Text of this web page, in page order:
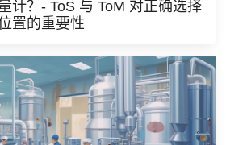
计？- ToS 与 ToM 对正确选择
置的重要性